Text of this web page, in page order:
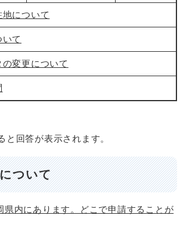
について
て
変更について
と回答が表示されます。
ついて
県内にあります。どこで申請することが